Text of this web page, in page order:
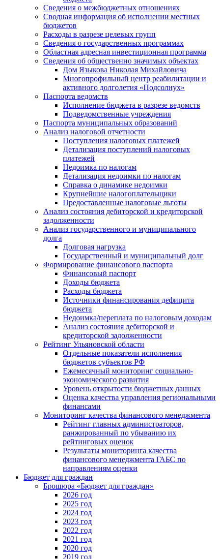
Сведения о межбюджетных отношениях
Сводная информация об исполнении местных
бюджетов
Расходы в разрезе целевых групп
Сведения о государственных программах
Областная адресная инвестиционная программа
Сведения об общественно значимых объектах
Дом Языкова Николая Михайловича
Многопрофильный центр реабилитации и
активного долголетия «Подсолнух»
Паспорта ведомств
Исполнение бюджета в разрезе ведомств
Подведомственные учреждения
Паспорта муниципальных образований
Анализ налоговой отчетности
Поступления налоговых платежей
Детализация поступлений налоговых
платежей
Недоимка по налогам
Детализация недоимки по налогам
Справка о динамике недоимки
Крупнейшие налогоплательщики
Предоставленные налоговые льготы
Анализ состояния дебиторской и кредиторской
задолженности
Анализ государственного и муниципального
долга
Долговая нагрузка
Государственный и муниципальный долг
Формирование финансового паспорта
Финансовый паспорт
Доходы бюджета
Расходы бюджета
Источники финансирования дефицита
бюджета
Недоимка/переплата по налоговым доходам
Анализ состояния дебиторской и
кредиторской задолженности
Рейтинг Ульяновской области
Отдельные показатели исполнения
бюджетов субъектов РФ
Ежемесячный мониторинг социально-
экономического развития
Уровень открытости бюджетных данных
Оценка качества управления региональными
финансами
Мониторинг качества финансового менеджмента
Рейтинг главных администраторов,
ранжированный по убыванию их
рейтинговых оценок
Результаты мониторинга качества
финансового менеджмента ГАБС по
направлениям оценки
Бюджет для граждан
Брошюра «Бюджет для граждан»
2026 год
2025 год
2024 год
2023 год
2022 год
2021 год
2020 год
2019 год